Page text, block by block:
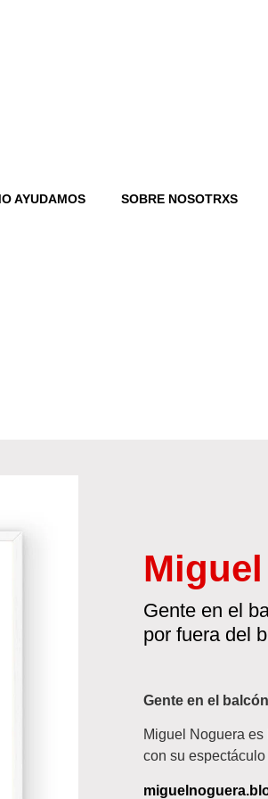
AYUDAMOS SOBRE NOSOTRXS
Gente en el
por fuera del
Gente en el
Miguel Noguera
con su